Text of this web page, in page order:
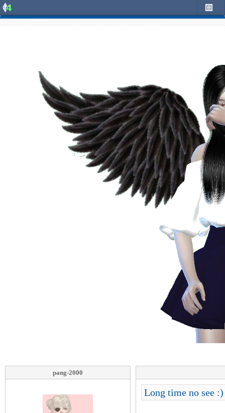
pang-2000
Long time no see :)